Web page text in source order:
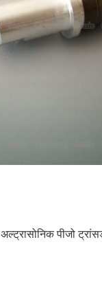
अल्ट्रासोनिक पीजो